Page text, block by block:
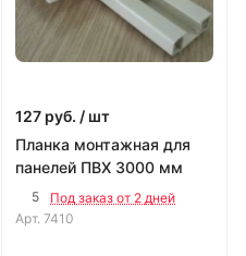
127 руб. / шт
Планка монтажная для
панелей ПВХ 3000 мм
5
Под заказ от 2 дней
Арт. 7410